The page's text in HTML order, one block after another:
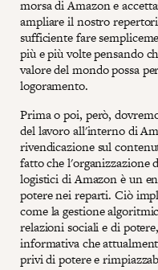
morsa di Amazon e
ampliare il nostro
sufficiente fare
più e più volte pensando
valore del mondo possa
logoramento.
Prima o poi, però,
del lavoro all'interno di
rivendicazione sul
fatto che l'organizzazione
logistici di Amazon è un
potere nei reparti. Ciò
come la gestione
relazioni sociali e di
informativa che
privi di potere e